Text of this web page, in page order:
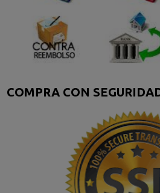
COMPRA CON